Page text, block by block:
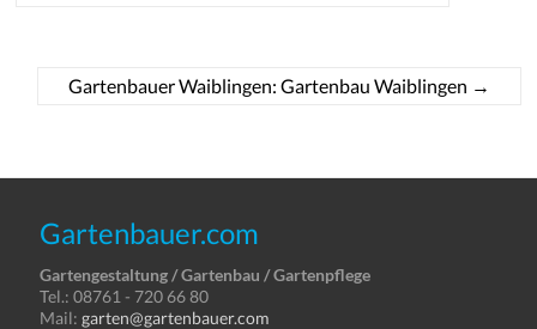
Gartenbauer Waiblingen: Gartenbau Waiblingen →
Gartenbauer.com
Gartengestaltung / Gartenbau / Gartenpflege
Tel.: 08761 - 720 66 80
Mail:garten@gartenbauer.com